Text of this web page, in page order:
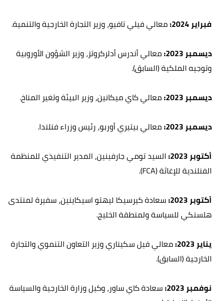
فبراير 2024:
معالي فيلي تافيو، وزير التجارة الخارجية والتنمية.
ديسمبر 2023:
معالي أندرس أدلركروتز، وزير الشؤون الأوروبية
وتوجيه الملكية (السابق).
ديسمبر 2023:
معالي كاي ميكانين، وزير البيئة وتغير المناخ.
ديسمبر 2023:
معالي بيتيري أوربو، رئيس وزراء فنلندا.
أكتوبر 2023:
السيد تومي جارفينين، المدير التنفيذي للمنظمة
الفنلندية للإغاثة (FCA).
أكتوبر 2023:
سعادة كيرسيكا ليهتو اسيكاينين، سفيرة لمنتدى
هلسنكي للسياسة ولمنطقة الخليج.
يناير 2023:
معالي فيل سكيناري وزير التعاون التنموي والتجارة
الخارجية (السابق).
نوفمبر 2023:
سعادة كاي ساور، وكيل وزارة الخارجية والسياسة